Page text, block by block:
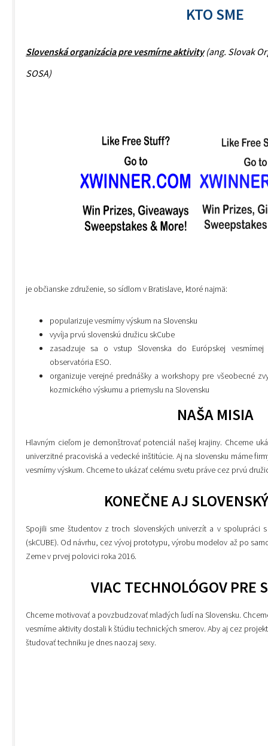
KTO SME
Slovenská organizácia pre vesmírne aktivity(ang. Slovak
SOSA)
je občianske združenie, so sídlom v Bratislave, ktoré najmä:
popularizuje vesmírny výskum na Slovensku
vyvíja prvú slovenskú družicu skCube
zasadzuje sa o vstup Slovenska do Európskej vesmírnej
observatória ESO.
organizuje verejné prednášky a workshopy pre všeobecné
kozmického výskumu a priemyslu na Slovensku
NAŠA MISIA
Hlavným cieľom je demonštrovať potenciál našej krajiny. Chceme
univerzitné pracoviská a vedecké inštitúcie. Aj na slovensku máme
vesmírny výskum. Chceme to ukázať celému svetu práve cez prvú
KONEČNE AJ
Spojili sme študentov z troch slovenských univerzít a v spolupráci
(skCUBE). Od návrhu, cez vývoj prototypu, výrobu modelov až po
Zeme v prvej polovici roka 2016.
VIAC TECHNOLÓGOV PRE
Chceme motivovať a povzbudzovať mladých ľudí na Slovensku.
vesmírne aktivity dostali k štúdiu technických smerov. Aby aj cez
študovať techniku je dnes naozaj sexy.